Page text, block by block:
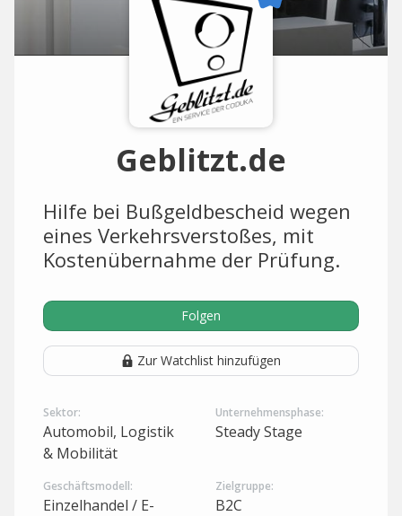
Geblitzt.de
Hilfe bei Bußgeldbescheid wegen
eines Verkehrsverstoßes, mit
Kostenübernahme der Prüfung.
Folgen
Zur Watchlist hinzufügen
Sektor:
Automobil, Logistik
& Mobilität
Unternehmensphase:
Steady Stage
Geschäftsmodell:
Einzelhandel / E-
Zielgruppe:
B2C